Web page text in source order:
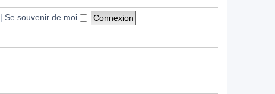
r
m
e
s
l
e
d
l
t
e
l
| Se souvenir de moi